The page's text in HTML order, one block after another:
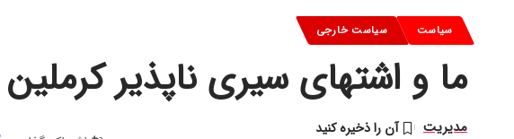
سیاست سیاست خارجی
ما و اشتهای سیری ناپذیر کرملین
مدیریت